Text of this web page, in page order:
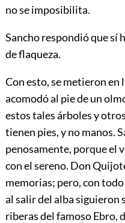
no se imposibilita.
Sancho respondió que sí
de flaqueza.
Con esto, se metieron en
acomodó al pie de un
estos tales árboles y
tienen pies, y no manos.
penosamente, porque el
con el sereno. Don
memorias; pero, con
al salir del alba siguieron
riberas del famoso Ebro,